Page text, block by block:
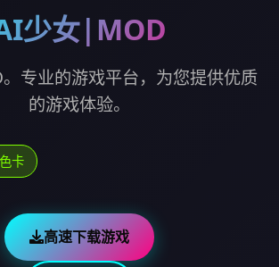
少女|MOD
专业的游戏平台，为您提供优质
的游戏体验。
卡
高速下载游戏